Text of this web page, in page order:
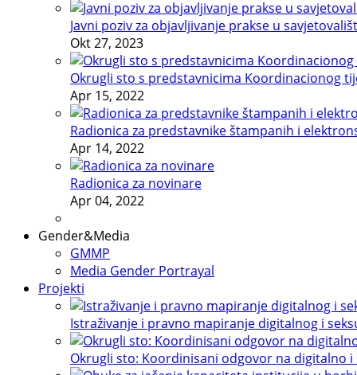
Javni poziv za objavljivanje prakse u
Okt 27, 2023
Okrugli sto s predstavnicima Koordinacionog
Apr 15, 2022
Radionica za predstavnike štampanih i
Apr 14, 2022
Radionica za novinare
Apr 04, 2022
Gender&Media
GMMP
Media Gender Portrayal
Projekti
Istraživanje i pravno mapiranje digitalnog i
Okrugli sto: Koordinisani odgovor na digitalno i